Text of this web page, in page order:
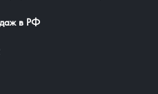
в РФ